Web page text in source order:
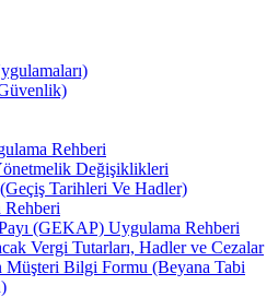
Rehberi
Değişiklikleri
Tarihleri Ve Hadler)
Rehberi
(GEKAP) Uygulama Rehberi
Vergi Tutarları, Hadler ve Cezalar
Müşteri Bilgi Formu (Beyana Tabi